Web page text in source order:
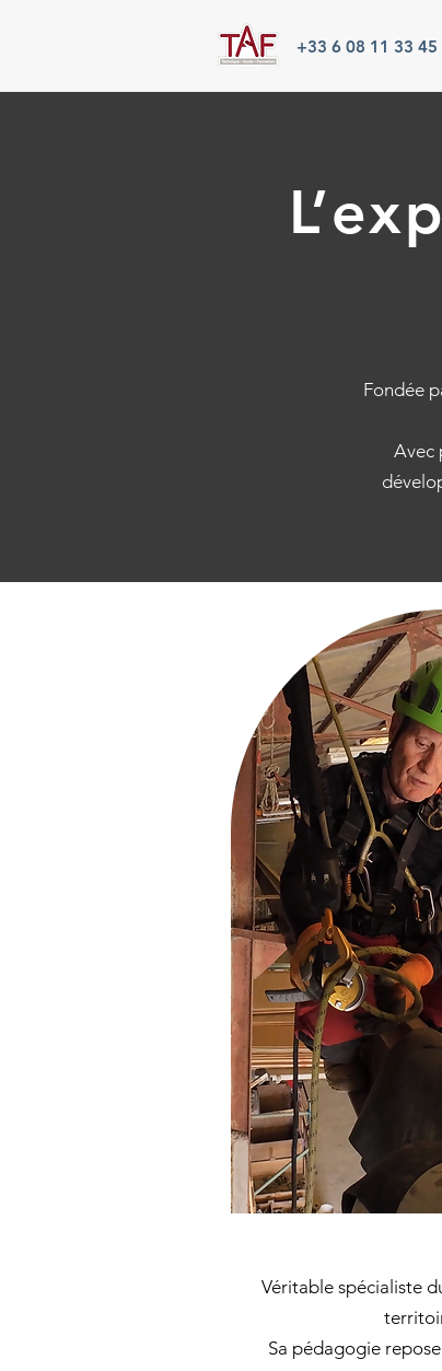
+33 6 08 11 33 45
Fondée
Avec
Véritable spécialiste
Sa pédagogie